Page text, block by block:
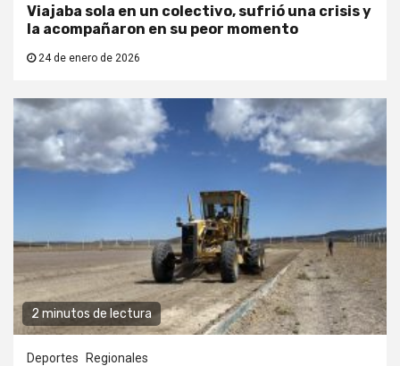
Viajaba sola en un colectivo, sufrió una crisis y
la acompañaron en su peor momento
24 de enero de 2026
2 minutos de lectura
Deportes Regionales